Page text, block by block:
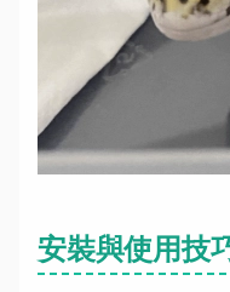
安裝與使用技